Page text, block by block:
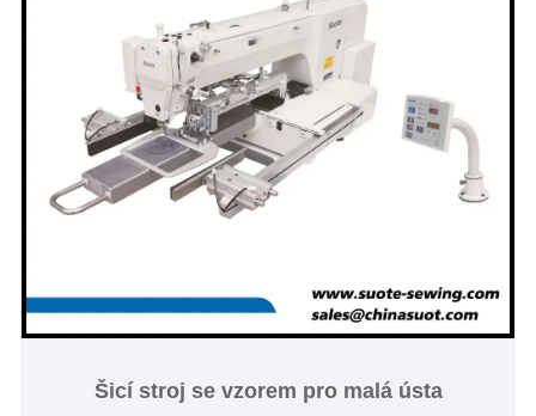
Šicí stroj se vzorem pro malá ústa